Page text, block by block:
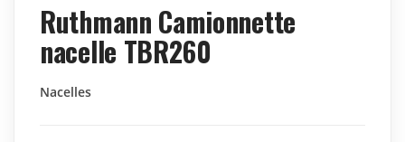
Ruthmann Camionnette
nacelle TBR260
Nacelles